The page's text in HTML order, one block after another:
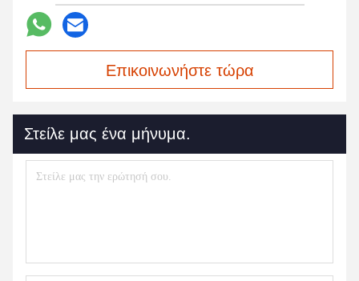
Επικοινωνήστε τώρα
Στείλε μας ένα μήνυμα.